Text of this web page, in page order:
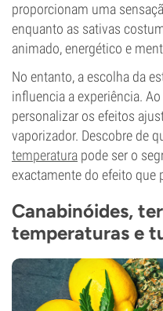
proporcionam uma
enquanto as sativas
animado, energético e
No entanto, a escolha da
influencia a experiência.
personalizar os efeitos
vaporizador. Descobre de
temperatura pode ser o
exactamente do efeito que
Canabinóides,
temperaturas e